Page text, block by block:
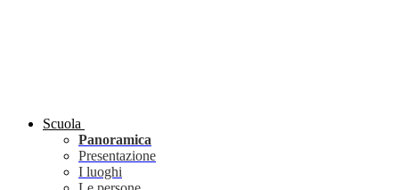
Scuola
Panoramica
Presentazione
I luoghi